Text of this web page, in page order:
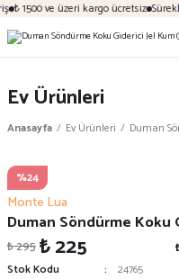
₺ 1500 ve üzeri kargo ücretsiz
Ev Ürünleri
Anasayfa Ev Ürünleri Duman
%24
Monte Lua
Duman Söndürme Koku
₺ 295₺ 225
Stok Kodu
24765